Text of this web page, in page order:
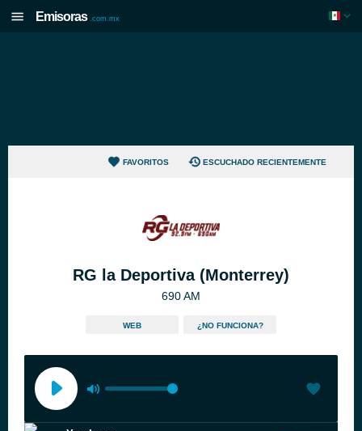
Emisoras .com.mx
FAVORITOS ESCUCHADO RECIENTEMENTE
RG la Deportiva (Monterrey)
690 AM
WEB ¿NO FUNCIONA?